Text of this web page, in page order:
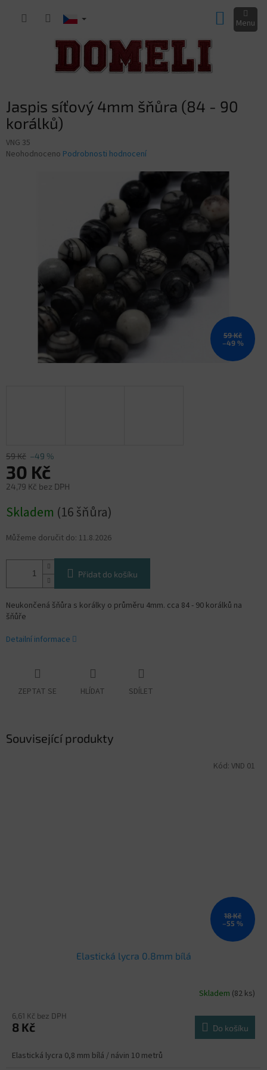
KOŠÍK
Jaspis síťový 4mm šňůra (84 - 90
korálků)
VNG 35
Průměrné
Neohodnoceno Podrobnosti hodnocení
59 Kč
–49 %
59 Kč –49 %
30 Kč
24,79 Kč bez DPH
cena:
Skladem (16 šňůra)
Můžeme doručit do: 11.8.2026
Přidat do košíku
Neukončená šňůra s korálky o průměru 4mm. cca 84 - 90 korálků na
šňůře
Detailní informace
ZEPTAT SE HLÍDAT SDÍLET
Související produkty
18 Kč
–55 %
Elastická lycra 0.8mm bílá
Skladem (82 ks)
6,61 Kč bez DPH
8 Kč Do košíku
Elastická lycra 0,8 mm bílá / návin 10 metrů
Kód: VND 01